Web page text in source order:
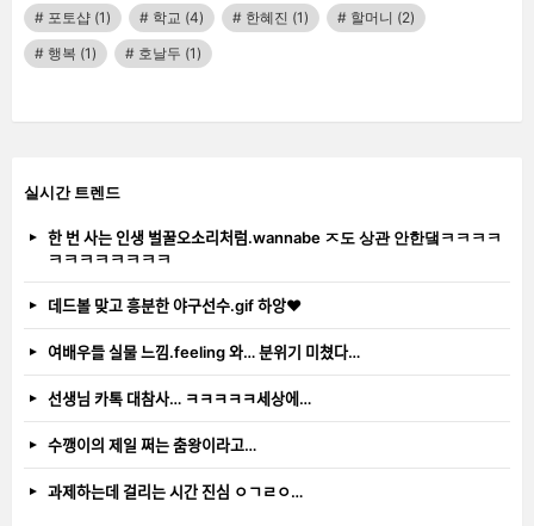
포토샵 (1) 학교 (4) 한혜진 (1) 할머니 (2)
행복 (1) 호날두 (1)
실시간 트렌드
한 번 사는 인생 벌꿀오소리처럼.wannabe ㅈ도 상관 안한댘ㅋㅋㅋㅋ
ㅋㅋㅋㅋㅋㅋㅋㅋ
데드볼 맞고 흥분한 야구선수.gif 하앙❤️
여배우들 실물 느낌.feeling 와… 분위기 미쳤다…
선생님 카톡 대참사… ㅋㅋㅋㅋㅋ세상에…
수깽이의 제일 쩌는 춤왕이라고…
과제하는데 걸리는 시간 진심 ㅇㄱㄹㅇ…